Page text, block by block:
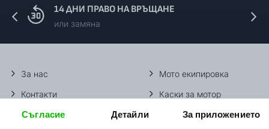
Съгласие Детайли За приложението
14 ДНИ ПРАВО НА ВРЪЩАНЕ
или замяна
За нас
Контакти
Методи доставка
Мото екипировка
Каски за мотор
Ботуши за мотор